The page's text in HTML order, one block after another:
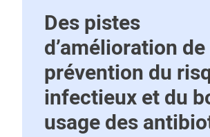
Des pistes
d’amélioration
prévention du
infectieux et du
usage des